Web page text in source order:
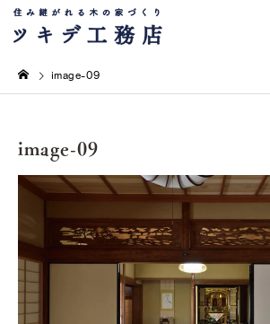
image-09
image-09